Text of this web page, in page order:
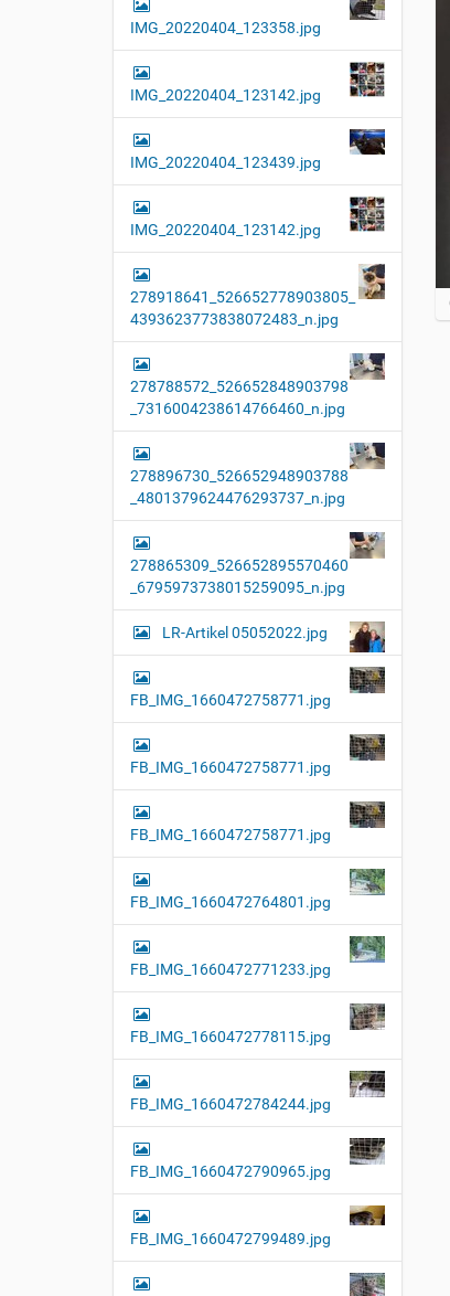
IMG_20220404_123358.jpg
IMG_20220404_123142.jpg
IMG_20220404_123439.jpg
IMG_20220404_123142.jpg
278918641_526652778903805_
4393623773838072483_n.jpg
278788572_526652848903798
_7316004238614766460_n.jpg
278896730_526652948903788
_4801379624476293737_n.jpg
278865309_526652895570460
_6795973738015259095_n.jpg
LR-Artikel 05052022.jpg
FB_IMG_1660472758771.jpg
FB_IMG_1660472758771.jpg
FB_IMG_1660472758771.jpg
FB_IMG_1660472764801.jpg
FB_IMG_1660472771233.jpg
FB_IMG_1660472778115.jpg
FB_IMG_1660472784244.jpg
FB_IMG_1660472790965.jpg
FB_IMG_1660472799489.jpg